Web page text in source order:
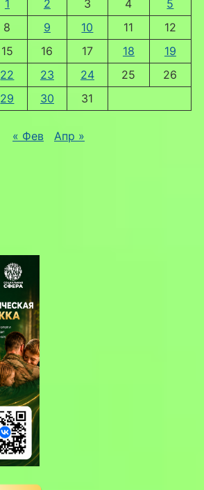
1 2 3 4
5
8 9 10 11
12
15 16 17 18
19
22 23 24 25
26
29 30 31
« Фев Апр »